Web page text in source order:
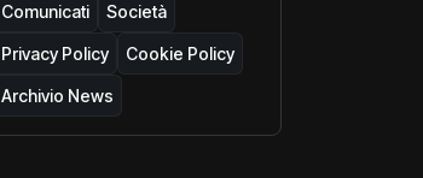
Comunicati Società
Privacy Policy Cookie Policy
Archivio News